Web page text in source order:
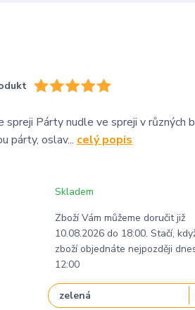
spreji Párty nudle ve spreji v různých
párty, oslav... celý popis
Skladem
Zboží Vám můžeme doručit již
10.08.2026 do 18:00. Stačí,
zboží objednáte nejpozději
12:00